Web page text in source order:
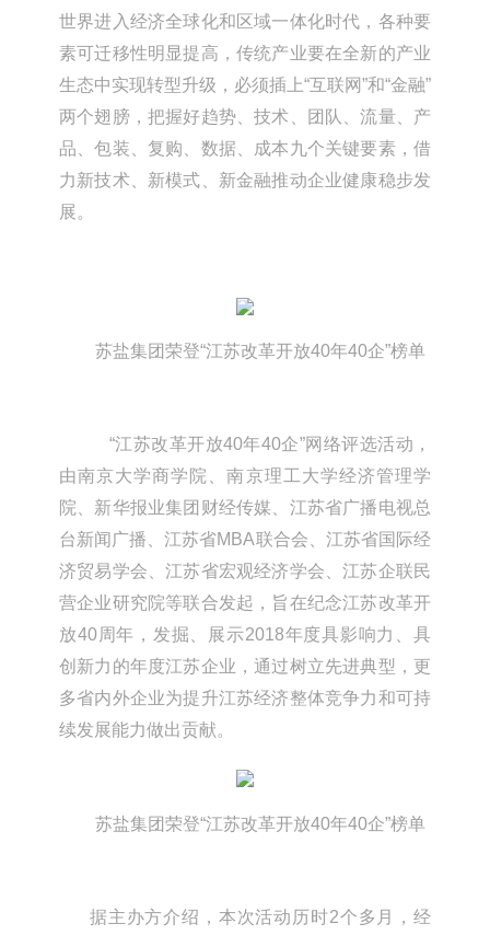
世界进入经济全球化和区域一体化时代，各种要
素可迁移性明显提高，传统产业要在全新的产业
生态中实现转型升级，必须插上“互联网”和“金融”
两个翅膀，把握好趋势、技术、团队、流量、产
品、包装、复购、数据、成本九个关键要素，借
力新技术、新模式、新金融推动企业健康稳步发
展。
苏盐集团荣登“江苏改革开放40年40企”榜单
“江苏改革开放40年40企”网络评选活动，
由南京大学商学院、南京理工大学经济管理学
院、新华报业集团财经传媒、江苏省广播电视总
台新闻广播、江苏省MBA联合会、江苏省国际经
济贸易学会、江苏省宏观经济学会、江苏企联民
营企业研究院等联合发起，旨在纪念江苏改革开
放40周年，发掘、展示2018年度具影响力、具
创新力的年度江苏企业，通过树立先进典型，更
多省内外企业为提升江苏经济整体竞争力和可持
续发展能力做出贡献。
苏盐集团荣登“江苏改革开放40年40企”榜单
据主办方介绍，本次活动历时2个多月，经